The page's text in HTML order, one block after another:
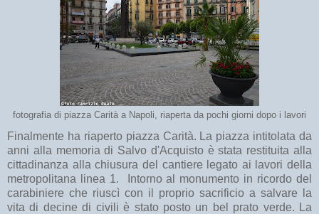
fotografia di piazza Carità a Napoli, riaperta da pochi giorni dopo i lavori
Finalmente ha riaperto piazza Carità. La piazza intitolata da
anni alla memoria di Salvo d'Acquisto è stata restituita alla
cittadinanza alla chiusura del cantiere legato ai lavori della
metropolitana linea 1. Intorno al monumento in ricordo del
carabiniere che riuscì con il proprio sacrificio a salvare la
vita di decine di civili è stato posto un bel prato verde. La